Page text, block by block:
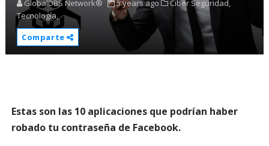
GlobalDBS Network® 5 years ago
Ciber Seguridad,
Tecnología,
Comparte
Estas son las 10 aplicaciones que podrían haber
robado tu contraseña de Facebook.